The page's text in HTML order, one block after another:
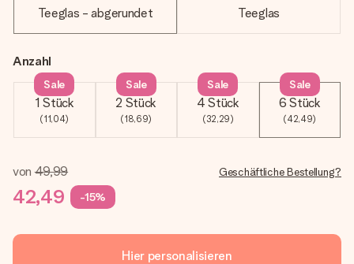
Teeglas - abgerundet Teeglas
Anzahl
1 Stück
(11,04)
Sale
2 Stück
(18,69)
Sale
4 Stück
(32,29)
Sale
6 Stück
(42,49)
Sale
von 49,99
42,49 -15%
Geschäftliche Bestellung?
Hier personalisieren